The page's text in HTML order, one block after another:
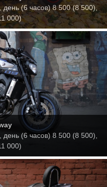
(6 часов) 8 500 (8 500),
000)
(6 часов) 8 500 (8 500),
000)